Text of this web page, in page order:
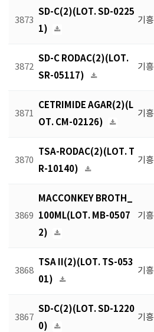
3873
SD-C(2)(LOT. SD-0225
1)
기흥
3872
SD-C RODAC(2)(LOT.
SR-05117)
기흥
3871
CETRIMIDE AGAR(2)(L
OT. CM-02126)
기흥
3870
TSA-RODAC(2)(LOT. T
R-10140)
기흥
3869
MACCONKEY BROTH_
100ML(LOT. MB-0507
2)
기흥
3868
TSA II(2)(LOT. TS-053
01)
기흥
3867
SD-C(2)(LOT. SD-1220
0)
기흥